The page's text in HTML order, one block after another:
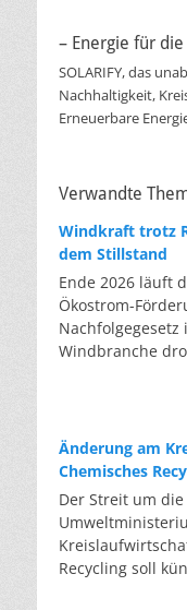
– Energie für
SOLARIFY, das
Nachhaltigkeit,
Erneuerbare
Verwandte
Windkraft trotz
dem Stillstand
Ende 2026 läuft
Ökostrom-
Windbranche
die Verfahren
Halbjahresbilanz
Muster: So
genehmigt, doch
nur rund zwei
liegt damit bei
Zwischenziel von
Änderung am
Chemisches
Der Streit um
Recycling soll